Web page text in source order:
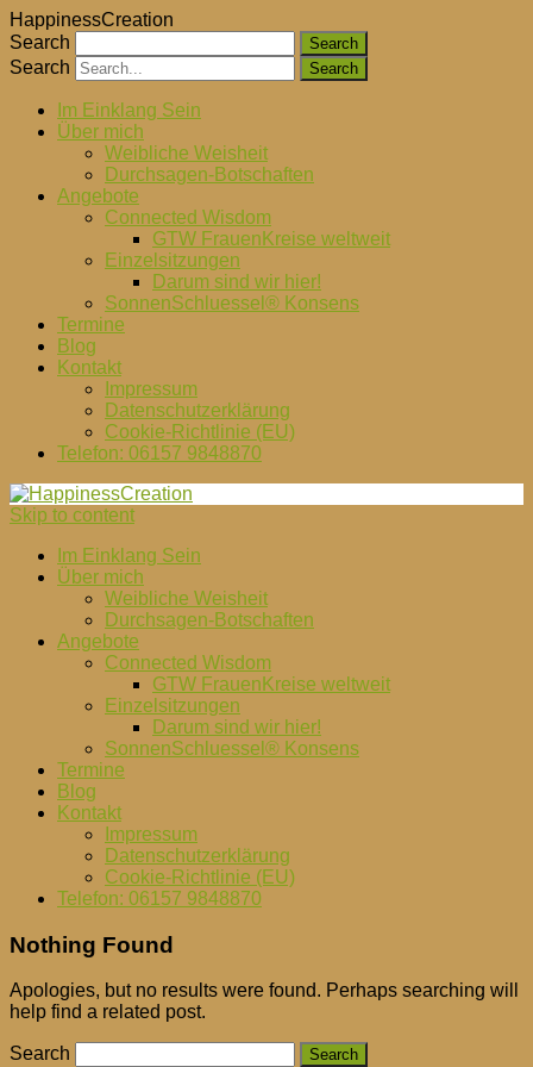
HappinessCreation
Search
Search
Im Einklang Sein
Über mich
Weibliche Weisheit
Durchsagen-Botschaften
Angebote
Connected Wisdom
GTW FrauenKreise weltweit
Einzelsitzungen
Darum sind wir hier!
SonnenSchluessel® Konsens
Termine
Blog
Kontakt
Impressum
Datenschutzerklärung
Cookie-Richtlinie (EU)
Telefon: 06157 9848870
Skip to content
Im Einklang Sein
Über mich
Weibliche Weisheit
Durchsagen-Botschaften
Angebote
Connected Wisdom
GTW FrauenKreise weltweit
Einzelsitzungen
Darum sind wir hier!
SonnenSchluessel® Konsens
Termine
Blog
Kontakt
Impressum
Datenschutzerklärung
Cookie-Richtlinie (EU)
Telefon: 06157 9848870
Nothing Found
Apologies, but no results were found. Perhaps searching will
help find a related post.
Search